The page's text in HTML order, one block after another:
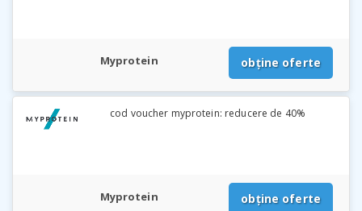
Myprotein obține oferte
cod voucher myprotein: reducere de 40%
Myprotein obține oferte